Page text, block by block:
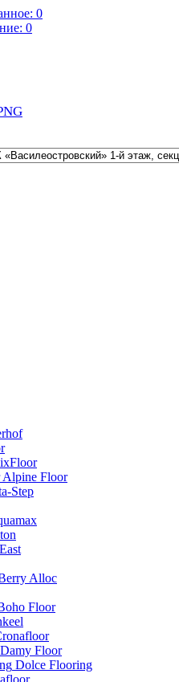
0
0
Alpine Floor
Step
Alloc
Floor
Floor
Dolce Flooring